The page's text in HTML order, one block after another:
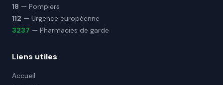
18 — Pompiers
112 — Urgence européenne
3237 — Pharmacies de garde
Liens utiles
Accueil